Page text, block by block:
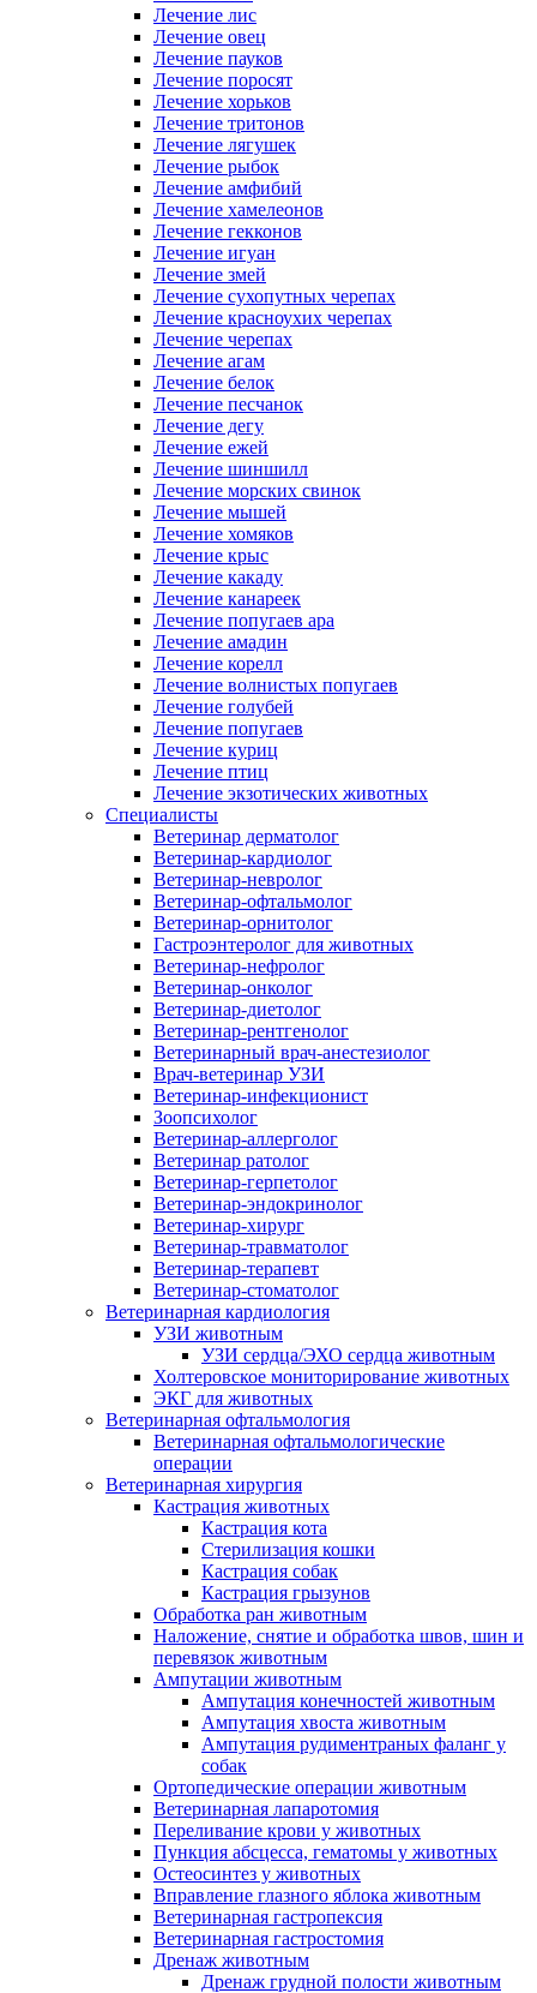
Лечение лис
Лечение овец
Лечение пауков
Лечение поросят
Лечение хорьков
Лечение тритонов
Лечение лягушек
Лечение рыбок
Лечение амфибий
Лечение хамелеонов
Лечение гекконов
Лечение игуан
Лечение змей
Лечение сухопутных черепах
Лечение красноухих черепах
Лечение черепах
Лечение агам
Лечение белок
Лечение песчанок
Лечение дегу
Лечение ежей
Лечение шиншилл
Лечение морских свинок
Лечение мышей
Лечение хомяков
Лечение крыс
Лечение какаду
Лечение канареек
Лечение попугаев ара
Лечение амадин
Лечение корелл
Лечение волнистых попугаев
Лечение голубей
Лечение попугаев
Лечение куриц
Лечение птиц
Лечение экзотических животных
Специалисты
Ветеринар дерматолог
Ветеринар-кардиолог
Ветеринар-невролог
Ветеринар-офтальмолог
Ветеринар-орнитолог
Гастроэнтеролог для животных
Ветеринар-нефролог
Ветеринар-онколог
Ветеринар-диетолог
Ветеринар-рентгенолог
Ветеринарный врач-анестезиолог
Врач-ветеринар УЗИ
Ветеринар-инфекционист
Зоопсихолог
Ветеринар-аллерголог
Ветеринар ратолог
Ветеринар-герпетолог
Ветеринар-эндокринолог
Ветеринар-хирург
Ветеринар-травматолог
Ветеринар-терапевт
Ветеринар-стоматолог
Ветеринарная кардиология
УЗИ животным
УЗИ сердца/ЭХО сердца животным
Холтеровское мониторирование животных
ЭКГ для животных
Ветеринарная офтальмология
Ветеринарная офтальмологические
операции
Ветеринарная хирургия
Кастрация животных
Кастрация кота
Стерилизация кошки
Кастрация собак
Кастрация грызунов
Обработка ран животным
Наложение, снятие и обработка швов, шин и
перевязок животным
Ампутации животным
Ампутация конечностей животным
Ампутация хвоста животным
Ампутация рудиментраных фаланг у
собак
Ортопедические операции животным
Ветеринарная лапаротомия
Переливание крови у животных
Пункция абсцесса, гематомы у животных
Остеосинтез у животных
Вправление глазного яблока животным
Ветеринарная гастропексия
Ветеринарная гастростомия
Дренаж животным
Дренаж грудной полости животным